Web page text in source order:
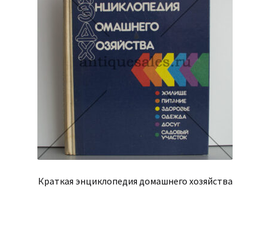
Краткая энциклопедия домашнего хозяйства